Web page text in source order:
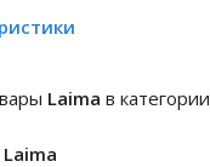
Laima в категории
Laima